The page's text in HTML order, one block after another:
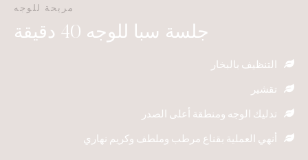
مريحة للوجه
جلسة سبا للوجه 40 دقيقة
التنظيف بالبخار
تقشير
تدليك الوجه ومنطقة أعلى الصدر
أنهي العملية بقناع مرطب وملطف وكريم نهاري